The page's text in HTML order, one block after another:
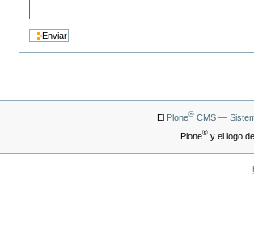
El Plone®CMS —
Plone®y el logo